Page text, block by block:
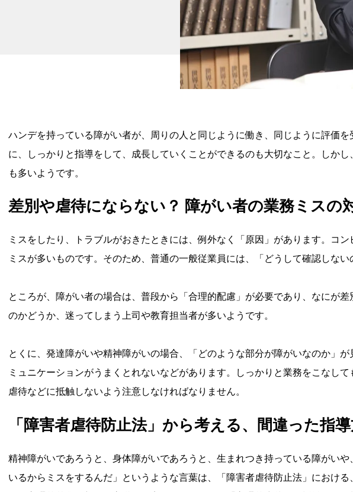
ハンデを持っている障がい者が、周りの人と同じように働き、同じように評価
に、しっかりと指導をして、成長していくことができるのも大切なこと。しか
も多いようです。
差別や虐待にならない？ 障がい者の業務ミスの
ミスをしたり、トラブルがおきたときには、例外なく「原因」があります。コ
ミスが多いものです。そのため、普通の一般従業員には、「どうして確認しな
ところが、障がい者の場合は、普段から「合理的配慮」が必要であり、なにが
のかどうか、迷ってしまう上司や教育担当者が多いようです。
とくに、発達障がいや精神障がいの場合、「どのような部分が障がいなのか」
ミュニケーションがうまくとれないなどがあります。しっかりと業務をこなし
虐待などに抵触しないよう注意しなければなりません。
「障害者虐待防止法」から考える、間違った指
精神障がいであろうと、身体障がいであろうと、生まれつき持っている障がい
いるからミスをするんだ」というような言葉は、「障害者虐待防止法」におけ